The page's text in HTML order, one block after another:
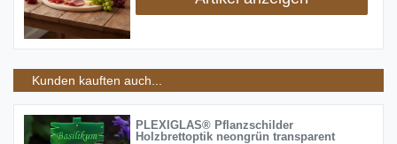
Kunden kauften auch...
PLEXIGLAS® Pflanzschilder
Holzbrettoptik neongrün transparent